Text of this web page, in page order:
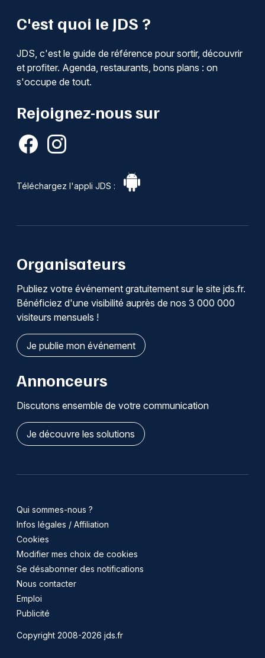
C'est quoi le JDS ?
JDS, c'est le guide de référence pour sortir, découvrir
et profiter. Agenda, restaurants, bons plans : on
s'occupe de tout.
Rejoignez-nous sur
Téléchargez l'appli JDS :
Organisateurs
Publiez votre événement gratuitement sur le site jds.fr.
Bénéficiez d'une visibilité auprès de nos 3 000 000
visiteurs mensuels !
Je publie mon événement
Annonceurs
Discutons ensemble de votre communication
Je découvre les solutions
Qui sommes-nous ?
Infos légales / Affiliation
Cookies
Modifier mes choix de cookies
Se désabonner des notifications
Nous contacter
Emploi
Publicité
Copyright 2008-2026 jds.fr